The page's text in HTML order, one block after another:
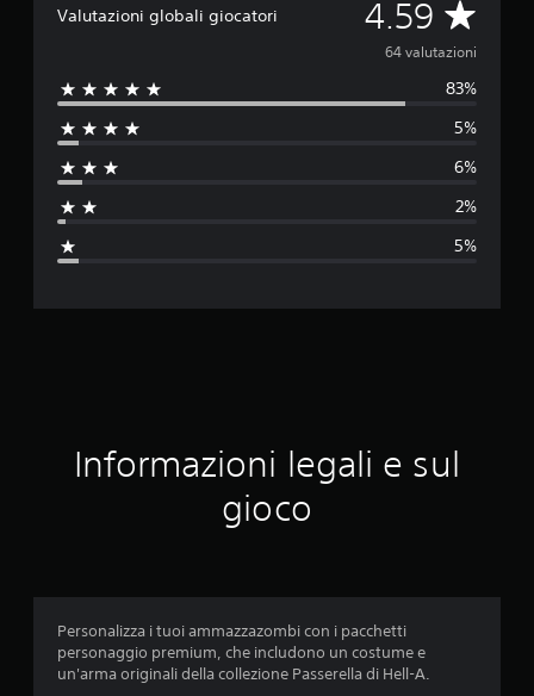
Valutazioni globali giocatori 4.59 V
a
u
i
e
d
64 valutazioni
83%
5%
6%
2%
5%
Informazioni legali e sul
gioco
Personalizza i tuoi ammazzazombi con i pacchetti
personaggio premium, che includono un costume e
un'arma originali della collezione Passerella di Hell-A.